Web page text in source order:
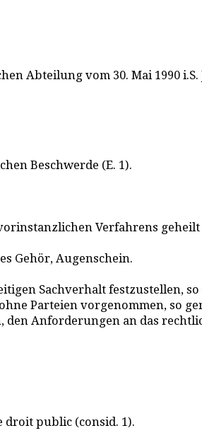
Abteilung vom 30. Mai 1990
Beschwerde (E. 1).
Verfahrens geheilt
Gehör, Augenschein.
Sachverhalt festzustellen,
Parteien vorgenommen, so
Anforderungen an das
public (consid. 1).